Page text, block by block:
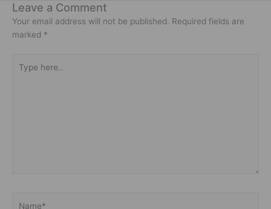
Leave a Comment
Your email address will not be published. Required fields are
marked *
here..